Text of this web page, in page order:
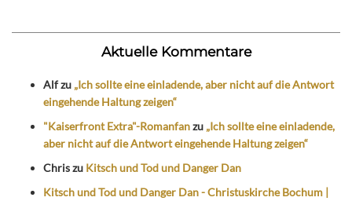
Aktuelle Kommentare
Alfzu „Ich sollte eine einladende, aber nicht auf die Antwort
eingehende Haltung zeigen“
"Kaiserfront Extra"-Romanfanzu „Ich sollte eine einladende,
aber nicht auf die Antwort eingehende Haltung zeigen“
Chriszu Kitsch und Tod und Danger Dan
Kitsch und Tod und Danger Dan - Christuskirche Bochum |